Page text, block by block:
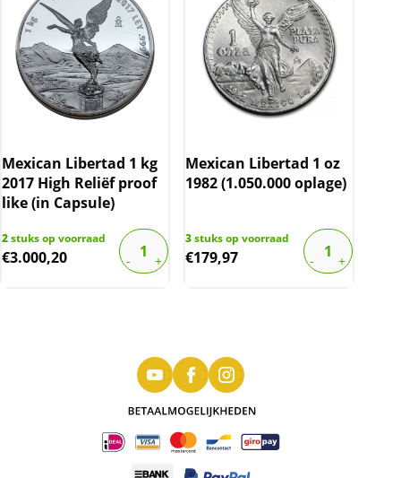
Mexican Libertad 1 kg
2017 High Reliëf proof
like (in Capsule)
2stuks op voorraad
€3.000,20
Mexican Libertad 1 oz
1982 (1.050.000 oplage)
3stuks op voorraad
€179,97